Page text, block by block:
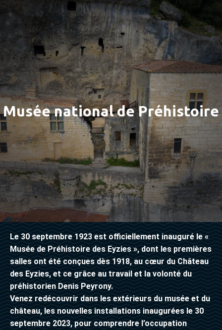
Musée national de Préhistoire
Le 30 septembre 1923 est officiellement inauguré le «
Musée de Préhistoire des Eyzies », dont les premières
salles ont été conçues dès 1918, au cœur du Château
des Eyzies, et ce grâce au travail et la volonté du
préhistorien Denis Peyrony.
Venez redécouvrir dans les extérieurs du musée et du
château, les nouvelles installations inaugurées le 30
septembre 2023, pour comprendre l’occupation